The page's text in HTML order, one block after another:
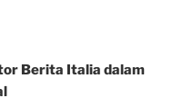
Berita Italia dalam